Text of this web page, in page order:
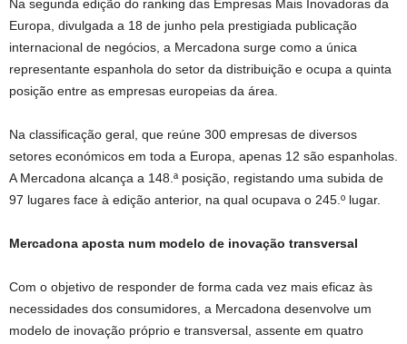
Na segunda edição do ranking das Empresas Mais Inovadoras da
Europa, divulgada a 18 de junho pela prestigiada publicação
internacional de negócios, a Mercadona surge como a única
representante espanhola do setor da distribuição e ocupa a quinta
posição entre as empresas europeias da área.
Na classificação geral, que reúne 300 empresas de diversos
setores económicos em toda a Europa, apenas 12 são espanholas.
A Mercadona alcança a 148.ª posição, registando uma subida de
97 lugares face à edição anterior, na qual ocupava o 245.º lugar.
Mercadona aposta num modelo de inovação transversal
Com o objetivo de responder de forma cada vez mais eficaz às
necessidades dos consumidores, a Mercadona desenvolve um
modelo de inovação próprio e transversal, assente em quatro